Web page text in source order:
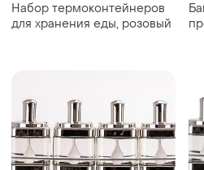
Набор термоконтейнеров
для хранения еды, розовый